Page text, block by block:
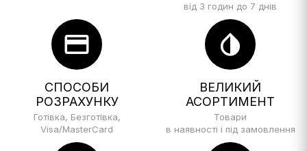
від 3 годин до 7 днів
credit_card
СПОСОБИ
РОЗРАХУНКУ
Готівка, Безготівка,
Visa/MasterCard
invert_colors
ВЕЛИКИЙ
АСОРТИМЕНТ
Товари
в наявності і під замовлення